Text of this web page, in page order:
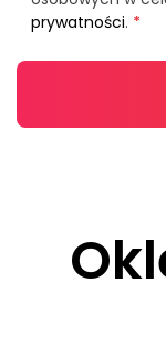
prywatności. *